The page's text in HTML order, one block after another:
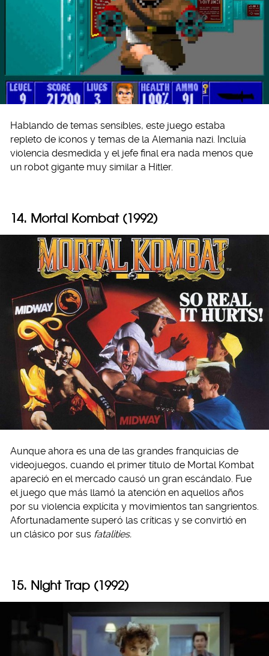
Hablando de temas sensibles, este juego estaba
repleto de iconos y temas de la Alemania nazi. Incluía
violencia desmedida y el jefe final era nada menos que
un robot gigante muy similar a Hitler.
14. Mortal Kombat (1992)
Aunque ahora es una de las grandes franquicias de
videojuegos, cuando el primer título de Mortal Kombat
apareció en el mercado causó un gran escándalo. Fue
el juego que más llamó la atención en aquellos años
por su violencia explícita y movimientos tan sangrientos.
Afortunadamente superó las críticas y se convirtió en
un clásico por sus fatalities.
15. Night Trap (1992)